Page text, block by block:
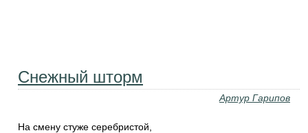
Снежный шторм
Артур Гарипов
На смену стуже серебристой,